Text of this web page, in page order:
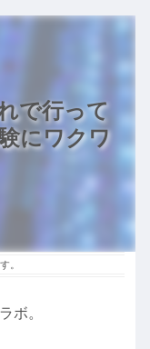
で行って
にワクワ
。
ボ。